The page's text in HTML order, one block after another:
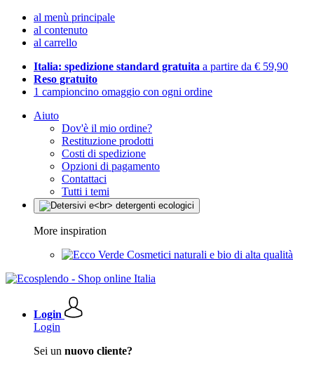
al menù principale
al contenuto
al carrello
Italia: spedizione standard gratuita a partire da € 59,90
Reso gratuito
1 campioncino omaggio con ogni ordine
Aiuto
Dov'è il mio ordine?
Restituzione prodotti
Costi di spedizione
Opzioni di pagamento
Contattaci
Tutti i temi
More inspiration
Cosmetici naturali e bio di alta qualità
Login
Login
Sei un nuovo cliente?